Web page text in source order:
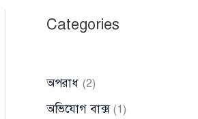
Categories
অপরাধ (2)
অভিযোগ বাক্স(1)